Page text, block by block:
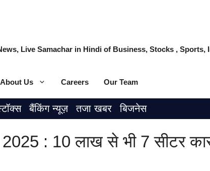
Live Samachar in Hindi of Business, Stocks ,
About Us Careers Our Team
बैंकिंग न्यूज़ तजा खबर बिजनेस
: 10 लाख से भी 7 सीटर